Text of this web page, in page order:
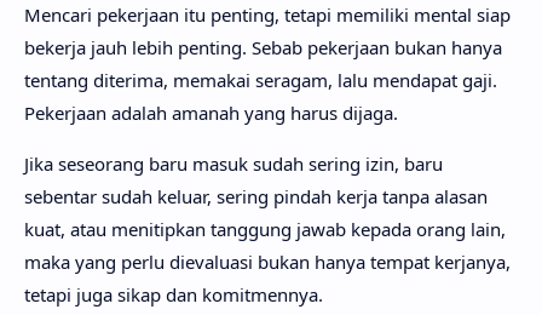
Mencari pekerjaan itu penting, tetapi memiliki mental siap
bekerja jauh lebih penting. Sebab pekerjaan bukan hanya
tentang diterima, memakai seragam, lalu mendapat gaji.
Pekerjaan adalah amanah yang harus dijaga.
Jika seseorang baru masuk sudah sering izin, baru
sebentar sudah keluar, sering pindah kerja tanpa alasan
kuat, atau menitipkan tanggung jawab kepada orang lain,
maka yang perlu dievaluasi bukan hanya tempat kerjanya,
tetapi juga sikap dan komitmennya.